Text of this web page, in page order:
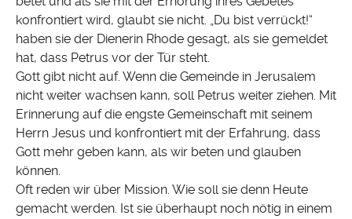
konfrontiert wird, glaubt sie nicht. „Du bist verrückt!“
haben sie der Dienerin Rhode gesagt, als sie gemeldet
hat, dass Petrus vor der Tür steht.
Gott gibt nicht auf. Wenn die Gemeinde in Jerusalem
nicht weiter wachsen kann, soll Petrus weiter ziehen. Mit
Erinnerung auf die engste Gemeinschaft mit seinem
Herrn Jesus und konfrontiert mit der Erfahrung, dass
Gott mehr geben kann, als wir beten und glauben
können.
Oft reden wir über Mission. Wie soll sie denn Heute
gemacht werden. Ist sie überhaupt noch nötig in einem